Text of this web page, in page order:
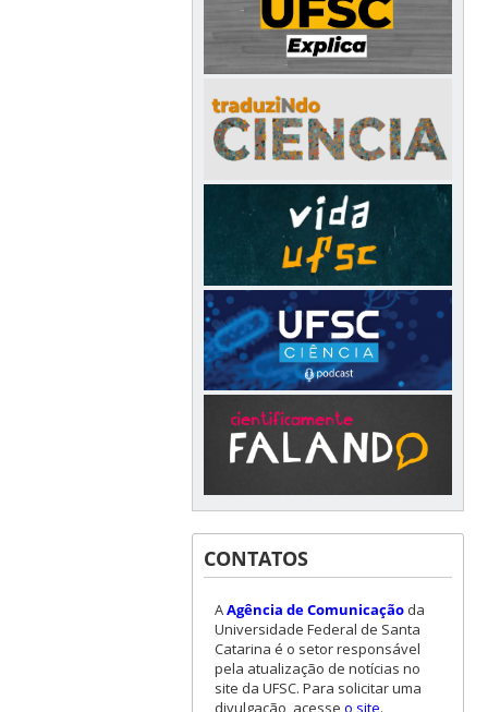
CONTATOS
AAgência de Comunicaçãoda
Universidade Federal de Santa
Catarina é o setor responsável
pela atualização de notícias no
site da UFSC. Para solicitar uma
divulgação, acesse o site.